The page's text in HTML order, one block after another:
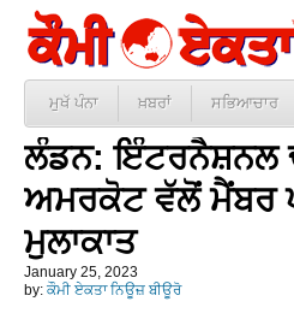
ਮੁਖੱ ਪੰਨਾ ਖ਼ਬਰਾਂ ਸਭਿਆਚਾਰ
ਲੰਡਨ: ਇੰਟਰਨੈਸ਼ਨਲ
ਅਮਰਕੋਟ ਵੱਲੋਂ ਮੈਂਬਰ
ਮੁਲਾਕਾਤ
January 25, 2023
by: ਕੌਮੀ ਏਕਤਾ ਨਿਊਜ਼ ਬੀਊਰੋ